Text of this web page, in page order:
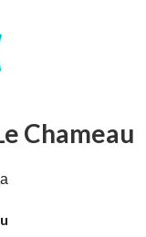
Chameau